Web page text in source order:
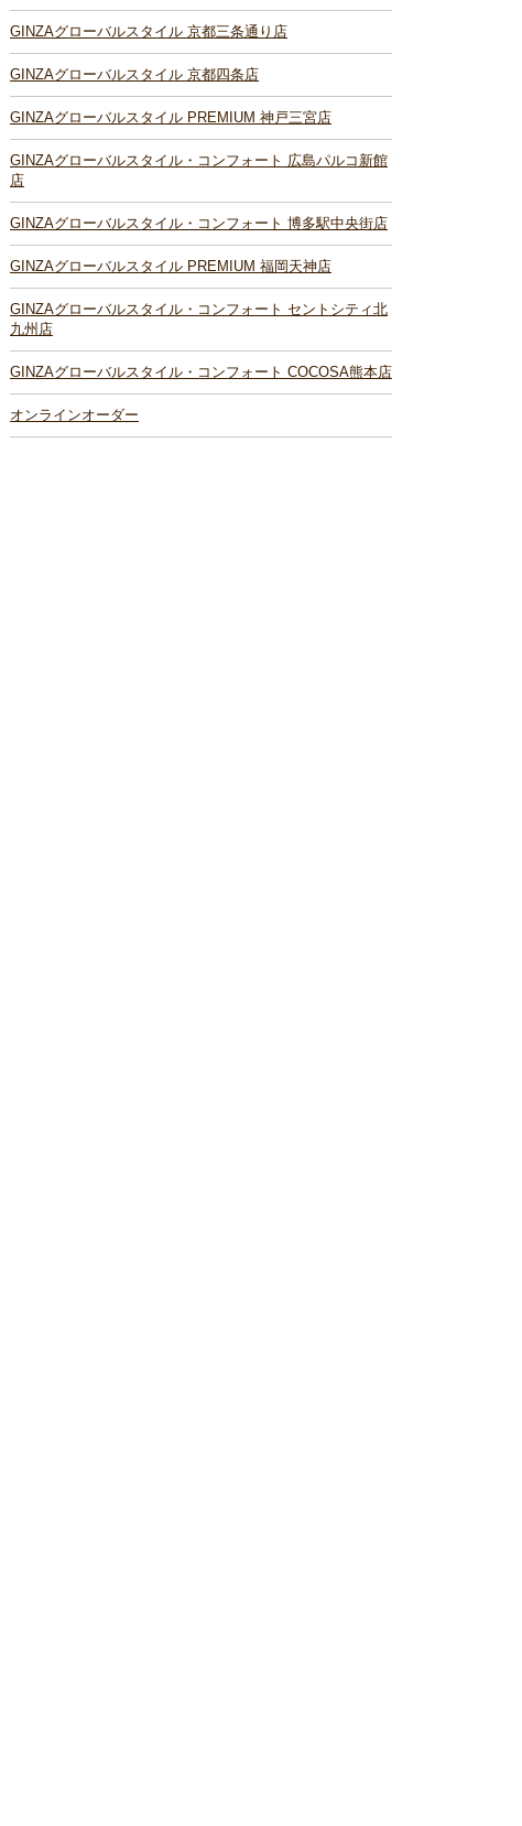
GINZAグローバルスタイル 京都三条通り店
GINZAグローバルスタイル 京都四条店
GINZAグローバルスタイル PREMIUM 神戸三宮店
GINZAグローバルスタイル・コンフォート 広島パルコ新館
店
GINZAグローバルスタイル・コンフォート 博多駅中央街店
GINZAグローバルスタイル PREMIUM 福岡天神店
GINZAグローバルスタイル・コンフォート セントシティ北
九州店
GINZAグローバルスタイル・コンフォート COCOSA熊本店
オンラインオーダー